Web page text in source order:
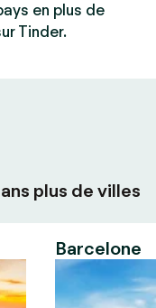
en plus de
Tinder.
plus de villes
Barcelone